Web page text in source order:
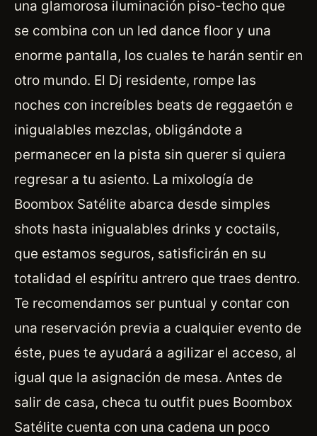
una glamorosa iluminación piso-techo que
se combina con un led dance floor y una
enorme pantalla, los cuales te harán sentir en
otro mundo. El Dj residente, rompe las
noches con increíbles beats de reggaetón e
inigualables mezclas, obligándote a
permanecer en la pista sin querer si quiera
regresar a tu asiento. La mixología de
Boombox Satélite abarca desde simples
shots hasta inigualables drinks y coctails,
que estamos seguros, satisficirán en su
totalidad el espíritu antrero que traes dentro.
Te recomendamos ser puntual y contar con
una reservación previa a cualquier evento de
éste, pues te ayudará a agilizar el acceso, al
igual que la asignación de mesa. Antes de
salir de casa, checa tu outfit pues Boombox
Satélite cuenta con una cadena un poco